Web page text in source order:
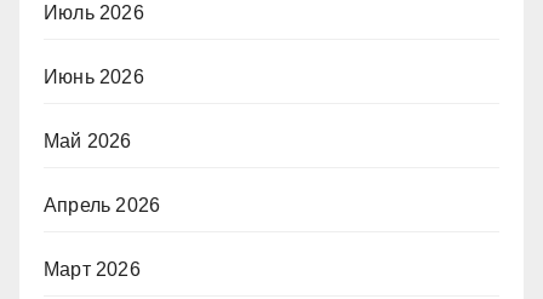
Июль 2026
Июнь 2026
Май 2026
Апрель 2026
Март 2026